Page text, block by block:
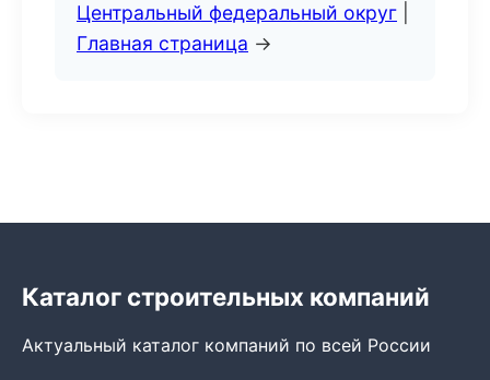
Центральный федеральный округ
Главная страница →
Каталог строительных компаний
Актуальный каталог компаний по всей России